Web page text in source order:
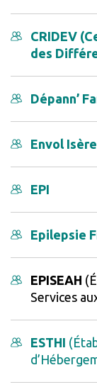
CRIDEV
des
Dépann’
Envol
EPI
Epilepsie
EPISEAH
Services
ESTHI